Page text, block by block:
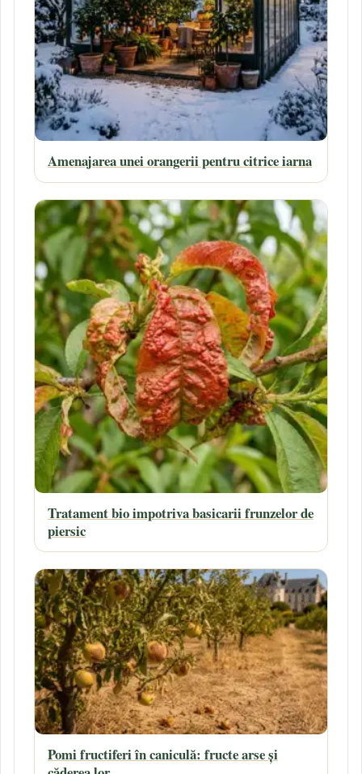
Amenajarea unei orangerii pentru citrice iarna
Tratament bio impotriva basicarii frunzelor de
piersic
Pomi fructiferi în caniculă: fructe arse și